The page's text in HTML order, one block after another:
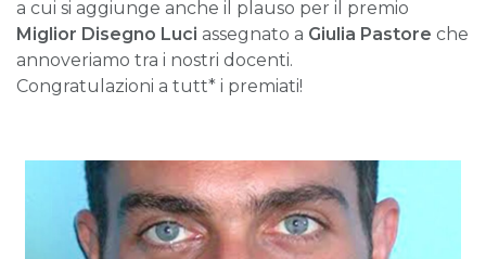
a cui si aggiunge anche il plauso per il premio
Miglior Disegno Luci assegnato a Giulia Pastore che
annoveriamo tra i nostri docenti.
Congratulazioni a tutt* i premiati!